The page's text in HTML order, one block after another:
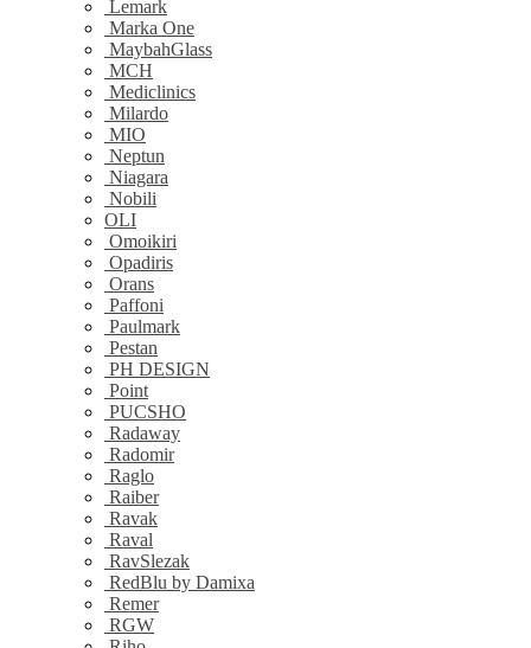
Lemark
Marka One
MaybahGlass
MCH
Mediclinics
Milardo
MIO
Neptun
Niagara
Nobili
OLI
Omoikiri
Opadiris
Orans
Paffoni
Paulmark
Pestan
PH DESIGN
Point
PUCSHO
Radaway
Radomir
Raglo
Raiber
Ravak
Raval
RavSlezak
RedBlu by Damixa
Remer
RGW